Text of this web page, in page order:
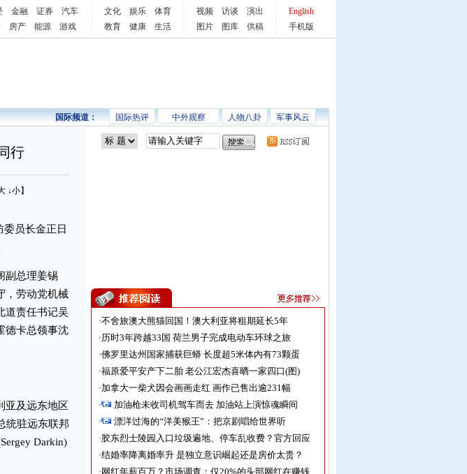
金融 证券
汽车
房产 能源 游戏
文化 娱乐
体育
教育
健康 生活
视频 访谈
演出
图片
图库 供稿
English
手机版
军事风云
人物八卦
中外观察
国际热评
国际频道：
行
↓小】
员长金正日
副总理姜锡
，劳动党机械
道责任书记吴
德卡总领事沈
及远东地区
统驻远东联邦
Darkin)
·不舍旅澳大熊猫回国！澳大利亚将租期延长5年
·历时3年跨越33国 荷兰男子完成电动车环球之旅
·佛罗里达州国家捕获巨蟒 长度超5米体内有73颗蛋
·福原爱平安产下二胎 老公江宏杰喜晒一家四口(图)
·加拿大一柴犬因会画画走红 画作已售出逾231幅
·
加油枪未收司机驾车而去 加油站上演惊魂瞬间
·
漂洋过海的“洋美猴王”：把京剧唱给世界听
·胶东烈士陵园入口垃圾遍地、停车乱收费？官方回应
·结婚率降离婚率升 是独立意识崛起还是房价太贵？
· 网红年薪百万？市场调查：仅20%的头部网红在赚钱